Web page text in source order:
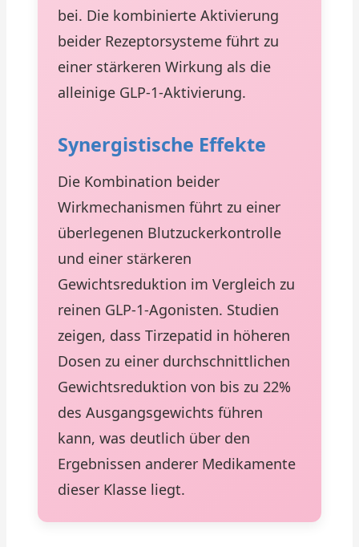
bei. Die kombinierte Aktivierung
beider Rezeptorsysteme führt zu
einer stärkeren Wirkung als die
alleinige GLP-1-Aktivierung.
Synergistische Effekte
Die Kombination beider
Wirkmechanismen führt zu einer
überlegenen Blutzuckerkontrolle
und einer stärkeren
Gewichtsreduktion im Vergleich zu
reinen GLP-1-Agonisten. Studien
zeigen, dass Tirzepatid in höheren
Dosen zu einer durchschnittlichen
Gewichtsreduktion von bis zu 22%
des Ausgangsgewichts führen
kann, was deutlich über den
Ergebnissen anderer Medikamente
dieser Klasse liegt.